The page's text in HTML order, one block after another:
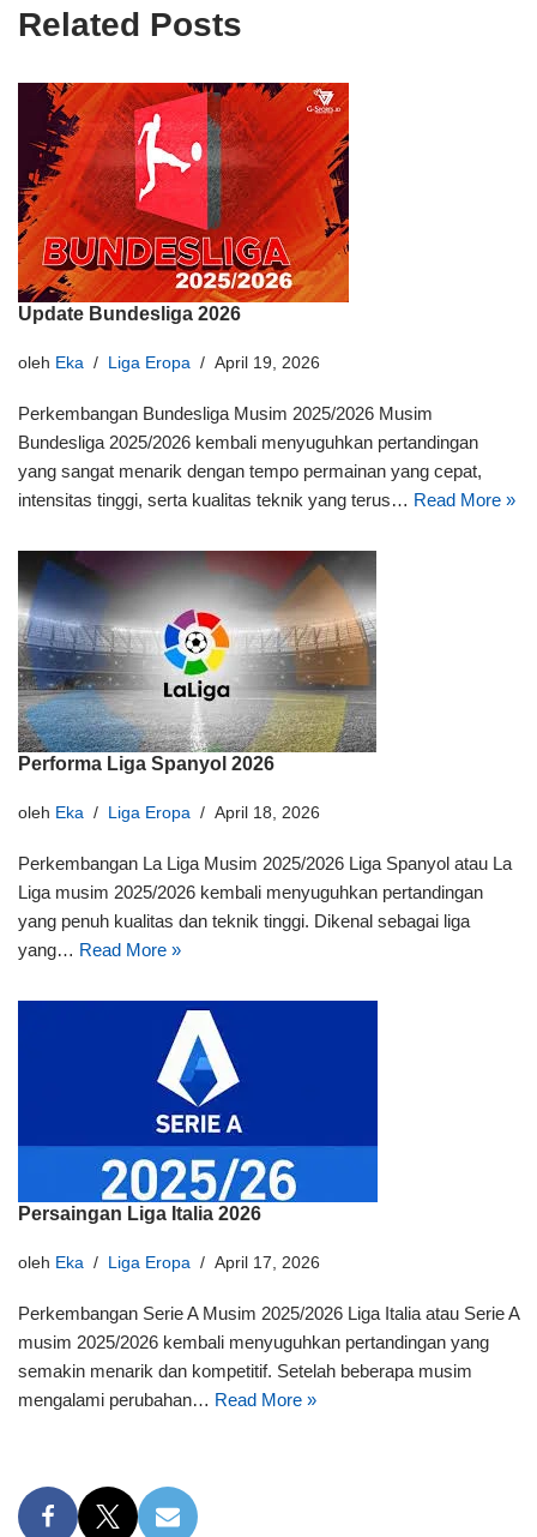
Related Posts
Update Bundesliga 2026
oleh Eka Liga Eropa April 19, 2026
Perkembangan Bundesliga Musim 2025/2026 Musim
Bundesliga 2025/2026 kembali menyuguhkan pertandingan
yang sangat menarik dengan tempo permainan yang cepat,
intensitas tinggi, serta kualitas teknik yang terus… Read More »
Performa Liga Spanyol 2026
oleh Eka Liga Eropa April 18, 2026
Perkembangan La Liga Musim 2025/2026 Liga Spanyol atau La
Liga musim 2025/2026 kembali menyuguhkan pertandingan
yang penuh kualitas dan teknik tinggi. Dikenal sebagai liga
yang… Read More »
Persaingan Liga Italia 2026
oleh Eka Liga Eropa April 17, 2026
Perkembangan Serie A Musim 2025/2026 Liga Italia atau Serie A
musim 2025/2026 kembali menyuguhkan pertandingan yang
semakin menarik dan kompetitif. Setelah beberapa musim
mengalami perubahan… Read More »